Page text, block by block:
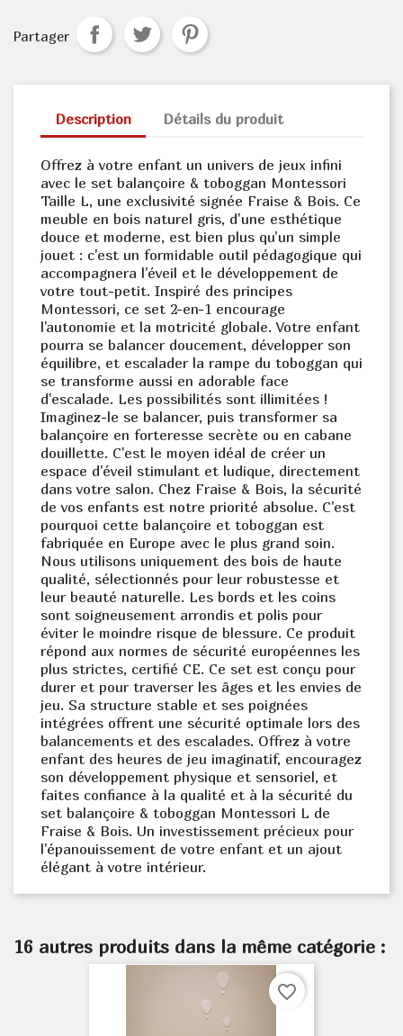
Partager
Description Détails du produit
Offrez à votre enfant un univers de jeux infini
avec le set balançoire & toboggan Montessori
Taille L, une exclusivité signée Fraise & Bois. Ce
meuble en bois naturel gris, d'une esthétique
douce et moderne, est bien plus qu'un simple
jouet : c'est un formidable outil pédagogique qui
accompagnera l'éveil et le développement de
votre tout-petit. Inspiré des principes
Montessori, ce set 2-en-1 encourage
l'autonomie et la motricité globale. Votre enfant
pourra se balancer doucement, développer son
équilibre, et escalader la rampe du toboggan qui
se transforme aussi en adorable face
d'escalade. Les possibilités sont illimitées !
Imaginez-le se balancer, puis transformer sa
balançoire en forteresse secrète ou en cabane
douillette. C'est le moyen idéal de créer un
espace d'éveil stimulant et ludique, directement
dans votre salon. Chez Fraise & Bois, la sécurité
de vos enfants est notre priorité absolue. C'est
pourquoi cette balançoire et toboggan est
fabriquée en Europe avec le plus grand soin.
Nous utilisons uniquement des bois de haute
qualité, sélectionnés pour leur robustesse et
leur beauté naturelle. Les bords et les coins
sont soigneusement arrondis et polis pour
éviter le moindre risque de blessure. Ce produit
répond aux normes de sécurité européennes les
plus strictes, certifié CE. Ce set est conçu pour
durer et pour traverser les âges et les envies de
jeu. Sa structure stable et ses poignées
intégrées offrent une sécurité optimale lors des
balancements et des escalades. Offrez à votre
enfant des heures de jeu imaginatif, encouragez
son développement physique et sensoriel, et
faites confiance à la qualité et à la sécurité du
set balançoire & toboggan Montessori L de
Fraise & Bois. Un investissement précieux pour
l'épanouissement de votre enfant et un ajout
élégant à votre intérieur.
16 autres produits dans la même catégorie :
favorite_border